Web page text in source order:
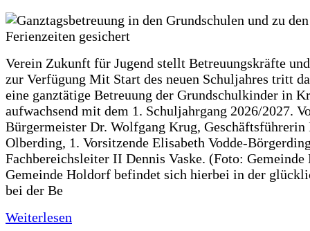
Verein Zukunft für Jugend stellt Betreuungskräfte
zur Verfügung Mit Start des neuen Schuljahres tritt
eine ganztätige Betreuung der Grundschulkinder in
aufwachsend mit dem 1. Schuljahrgang 2026/2027.
Bürgermeister Dr. Wolfgang Krug, Geschäftsführerin
Olberding, 1. Vorsitzende Elisabeth Vodde-
Fachbereichsleiter II Dennis Vaske. (Foto:
Gemeinde Holdorf befindet sich hierbei in der
bei der Be
Weiterlesen